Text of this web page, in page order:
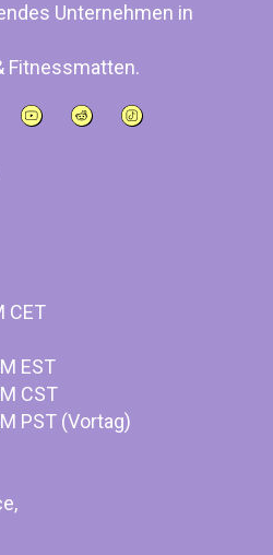
Unternehmen in
Fitnessmatten.
CET
EST
CST
PST (Vortag)